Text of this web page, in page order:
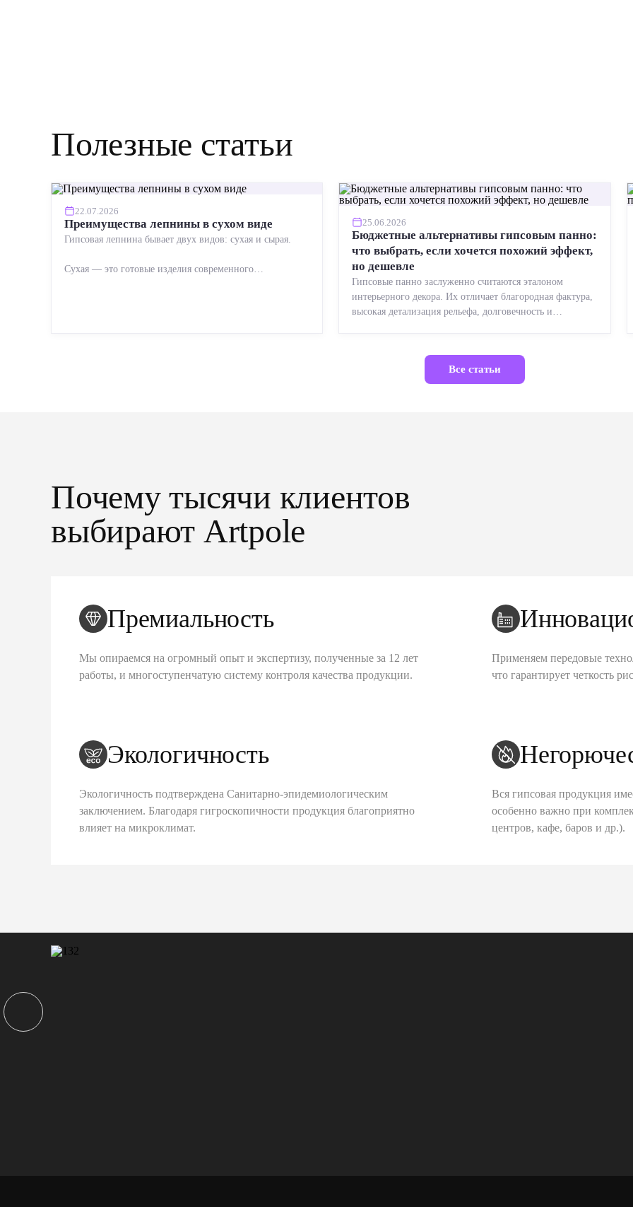
Полезные статьи
22.07.2026
Преимущества лепнины в сухом виде
Гипсовая лепнина бывает двух видов: сухая и сырая.
Сухая — это готовые изделия современного
25.06.2026
Бюджетные альтернативы гипсовым панно:
что выбрать, если хочется похожий эффект,
но дешевле
Гипсовые панно заслуженно считаются эталоном
интерьерного декора. Их отличает благородная фактура,
высокая детализация рельефа, долговечность и
Все статьи
Почему тысячи клиентов
выбирают Artpole
Премиальность
Мы опираемся на огромный опыт и экспертизу, полученные за 12 лет
работы, и многоступенчатую систему контроля качества продукции.
Применяем передовые
что гарантирует четкость
Экологичность
Экологичность подтверждена Санитарно-эпидемиологическим
заключением. Благодаря гигроскопичности продукция благоприятно
влияет на микроклимат.
Вся гипсовая продукция
особенно важно при
центров, кафе, баров и др.).